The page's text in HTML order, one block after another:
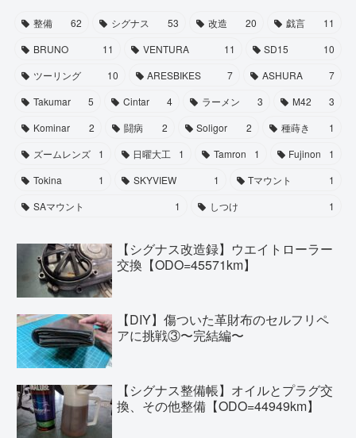
整備 62 シグナス 53 改造 20 戯言
11
BRUNO
11 VENTURA 11 SD15
10
ツーリング
10 ARESBIKES 7 ASHURA
7
Takumar
5 Cintar 4 ラーメン 3 M42
3
Kominar
2 闘病 2 Soligor 2 種蒔き
1
ズームレンズ
1 日曜大工 1 Tamron 1 Fujinon
1
Tokina
1 SKYVIEW 1 Tマウント
1
SAマウント
1 しつけ 1
【シグナス改造録】ウエイトローラー
交換【ODO=45571km】
【DIY】傷ついた革財布のセルフリペ
アに挑戦③〜完結編〜
【シグナス整備帳】オイルとプラグ交
換、その他整備【ODO=44949km】